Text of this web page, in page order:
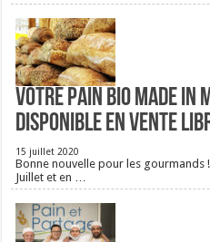
Votre pain bio Made in
disponible en vente
15 juillet 2020
Bonne nouvelle pour les gourmands
Juillet et en …